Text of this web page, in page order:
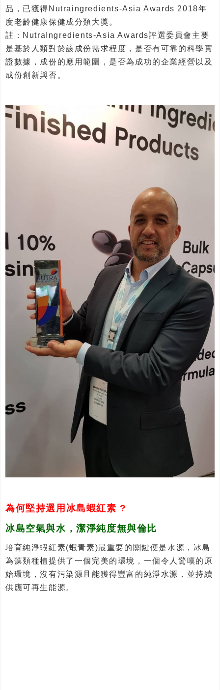
品，已獲得Nutraingredients-Asia Awards 2018年
度老齡健康保健成分類大獎。
註：NutraIngredients-Asia Awards評選委員會主要
是基於人類對於該成份需求程度，是否有可靠的科學實
證數據，成份的應用範圍，是否為成功的企業經營以及
成份創新與否。
為何堅持選用冰島蝦紅素 ?
冰島空氣與水，潔淨純度無與倫比
培育純淨蝦紅素(蝦青素)最重要的關鍵便是水源，冰島
為藻類種植提供了一個完美的環境，一個令人驚嘆的原
始環境，沒有污染源且能獲得豐富的純淨水源，並持續
供應可再生能源。